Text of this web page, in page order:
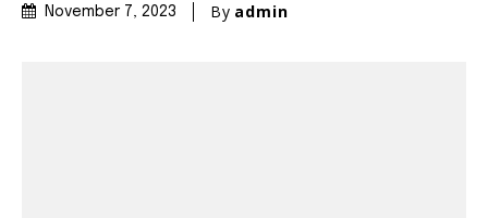
November 7, 2023 By admin